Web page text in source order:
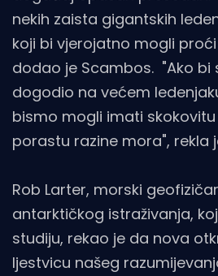
nekih zaista gigantskih
koji bi vjerojatno mogli
dodao je Scambos. "Ako bi
dogodio na većem
bismo mogli imati
porastu razine mora", rekla
Rob Larter, morski
antarktičkog istraživanja,
studiju, rekao je da nova
ljestvicu našeg